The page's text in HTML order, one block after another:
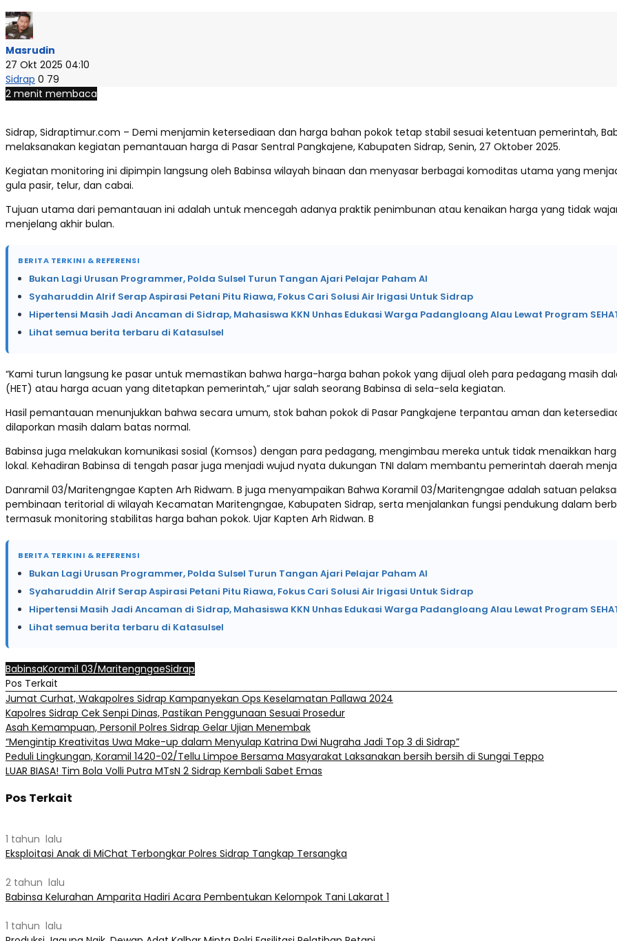
Masrudin
27 Okt 2025 04:10
Sidrap 0 79
2 menit membaca
Sidrap, Sidraptimur.com – Demi menjamin ketersediaan dan harga bahan pokok tetap stabil sesuai ketentuan pemerintah,
melaksanakan kegiatan pemantauan harga di Pasar Sentral Pangkajene, Kabupaten Sidrap, Senin, 27 Oktober 2025.
Kegiatan monitoring ini dipimpin langsung oleh Babinsa wilayah binaan dan menyasar berbagai komoditas utama yang
gula pasir, telur, dan cabai.
Tujuan utama dari pemantauan ini adalah untuk mencegah adanya praktik penimbunan atau kenaikan harga yang tidak
menjelang akhir bulan.
BERITA TERKINI & REFERENSI
Bukan Lagi Urusan Programmer, Polda Sulsel Turun Tangan Ajari Pelajar Paham AI
Syaharuddin Alrif Serap Aspirasi Petani Pitu Riawa, Fokus Cari Solusi Air Irigasi Untuk Sidrap
Hipertensi Masih Jadi Ancaman di Sidrap, Mahasiswa KKN Unhas Edukasi Warga Padangloang Alau Lewat Program
Lihat semua berita terbaru di Katasulsel
“Kami turun langsung ke pasar untuk memastikan bahwa harga-harga bahan pokok yang dijual oleh para pedagang masih
(HET) atau harga acuan yang ditetapkan pemerintah,” ujar salah seorang Babinsa di sela-sela kegiatan.
Hasil pemantauan menunjukkan bahwa secara umum, stok bahan pokok di Pasar Pangkajene terpantau aman dan
dilaporkan masih dalam batas normal.
Babinsa juga melakukan komunikasi sosial (Komsos) dengan para pedagang, mengimbau mereka untuk tidak menaikkan
lokal. Kehadiran Babinsa di tengah pasar juga menjadi wujud nyata dukungan TNI dalam membantu pemerintah daerah
Danramil 03/Maritengngae Kapten Arh Ridwam. B juga menyampaikan Bahwa Koramil 03/Maritengngae adalah satuan
pembinaan teritorial di wilayah Kecamatan Maritengngae, Kabupaten Sidrap, serta menjalankan fungsi pendukung dalam
termasuk monitoring stabilitas harga bahan pokok. Ujar Kapten Arh Ridwan. B
BERITA TERKINI & REFERENSI
Bukan Lagi Urusan Programmer, Polda Sulsel Turun Tangan Ajari Pelajar Paham AI
Syaharuddin Alrif Serap Aspirasi Petani Pitu Riawa, Fokus Cari Solusi Air Irigasi Untuk Sidrap
Hipertensi Masih Jadi Ancaman di Sidrap, Mahasiswa KKN Unhas Edukasi Warga Padangloang Alau Lewat Program
Lihat semua berita terbaru di Katasulsel
BabinsaKoramil 03/MaritengngaeSidrap
Pos Terkait
Jumat Curhat, Wakapolres Sidrap Kampanyekan Ops Keselamatan Pallawa 2024
Kapolres Sidrap Cek Senpi Dinas, Pastikan Penggunaan Sesuai Prosedur
Asah Kemampuan, Personil Polres Sidrap Gelar Ujian Menembak
“Mengintip Kreativitas Uwa Make-up dalam Menyulap Katrina Dwi Nugraha Jadi Top 3 di Sidrap”
Peduli Lingkungan, Koramil 1420-02/Tellu Limpoe Bersama Masyarakat Laksanakan bersih bersih di Sungai Teppo
LUAR BIASA! Tim Bola Volli Putra MTsN 2 Sidrap Kembali Sabet Emas
Pos Terkait
1 tahun lalu
Eksploitasi Anak di MiChat Terbongkar Polres Sidrap Tangkap Tersangka
2 tahun lalu
Babinsa Kelurahan Amparita Hadiri Acara Pembentukan Kelompok Tani Lakarat 1
1 tahun lalu